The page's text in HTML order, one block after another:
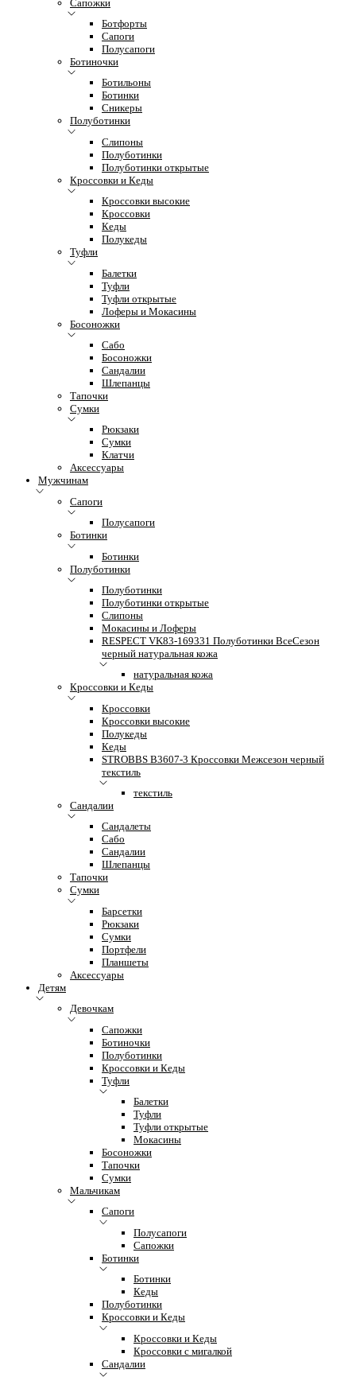
Сапожки
Ботфорты
Сапоги
Полусапоги
Ботиночки
Ботильоны
Ботинки
Сникеры
Полуботинки
Слипоны
Полуботинки
Полуботинки открытые
Кроссовки и Кеды
Кроссовки высокие
Кроссовки
Кеды
Полукеды
Туфли
Балетки
Туфли
Туфли открытые
Лоферы и Мокасины
Босоножки
Сабо
Босоножки
Сандалии
Шлепанцы
Тапочки
Сумки
Рюкзаки
Сумки
Клатчи
Аксессуары
Мужчинам
Сапоги
Полусапоги
Ботинки
Ботинки
Полуботинки
Полуботинки
Полуботинки открытые
Слипоны
Мокасины и Лоферы
RESPECT VK83-169331 Полуботинки ВсеСезон
черный натуральная кожа
натуральная кожа
Кроссовки и Кеды
Кроссовки
Кроссовки высокие
Полукеды
Кеды
STROBBS B3607-3 Кроссовки Межсезон черный
текстиль
текстиль
Сандалии
Сандалеты
Сабо
Сандалии
Шлепанцы
Тапочки
Сумки
Барсетки
Рюкзаки
Сумки
Портфели
Планшеты
Аксессуары
Детям
Девочкам
Сапожки
Ботиночки
Полуботинки
Кроссовки и Кеды
Туфли
Балетки
Туфли
Туфли открытые
Мокасины
Босоножки
Тапочки
Сумки
Мальчикам
Сапоги
Полусапоги
Сапожки
Ботинки
Ботинки
Кеды
Полуботинки
Кроссовки и Кеды
Кроссовки и Кеды
Кроссовки с мигалкой
Сандалии